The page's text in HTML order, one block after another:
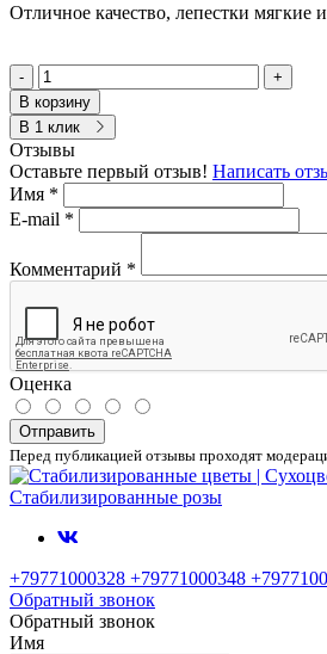
Отличное качество, лепестки мягкие
-
+
В корзину
В 1 клик
Отзывы
Оставьте первый отзыв! Написать
Имя *
E-mail *
Комментарий *
Оценка
Отправить
Перед публикацией отзывы проходят
+79771000328 +79771000348
Обратный звонок
Обратный звонок
Имя